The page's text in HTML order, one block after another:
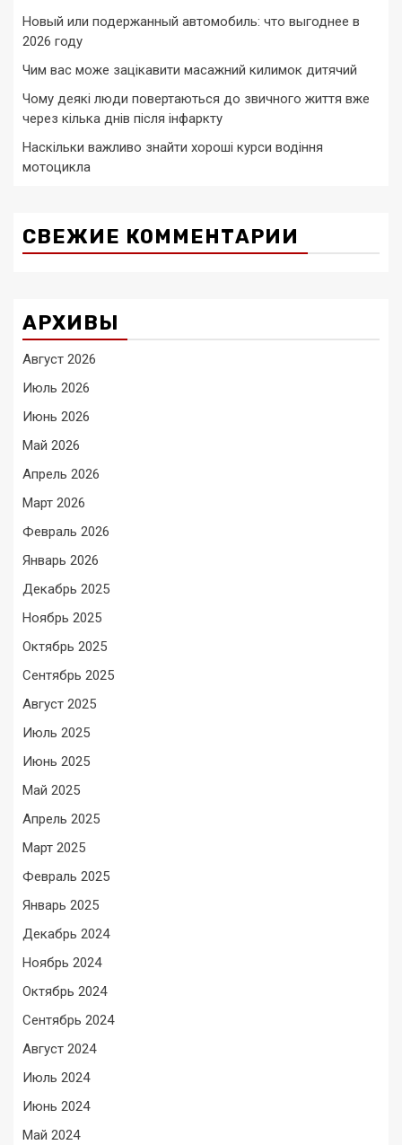
Новый или подержанный автомобиль: что выгоднее в
2026 году
Чим вас може зацікавити масажний килимок дитячий
Чому деякі люди повертаються до звичного життя вже
через кілька днів після інфаркту
Наскільки важливо знайти хороші курси водіння
мотоцикла
СВЕЖИЕ КОММЕНТАРИИ
АРХИВЫ
Август 2026
Июль 2026
Июнь 2026
Май 2026
Апрель 2026
Март 2026
Февраль 2026
Январь 2026
Декабрь 2025
Ноябрь 2025
Октябрь 2025
Сентябрь 2025
Август 2025
Июль 2025
Июнь 2025
Май 2025
Апрель 2025
Март 2025
Февраль 2025
Январь 2025
Декабрь 2024
Ноябрь 2024
Октябрь 2024
Сентябрь 2024
Август 2024
Июль 2024
Июнь 2024
Май 2024